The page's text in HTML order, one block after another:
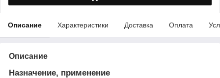
Описание Характеристики Доставка Оплата
Описание
Назначение, применение